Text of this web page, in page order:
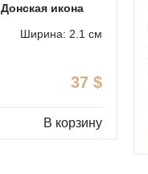
икона
Ширина: 2.1 см
37 $
В корзину